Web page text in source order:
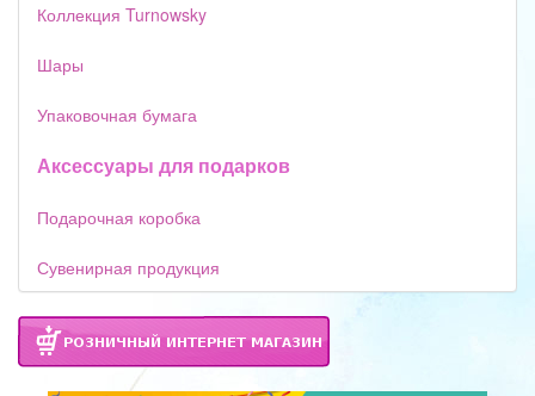
Коллекция Turnowsky
Шары
Упаковочная бумага
Аксессуары для подарков
Подарочная коробка
Сувенирная продукция